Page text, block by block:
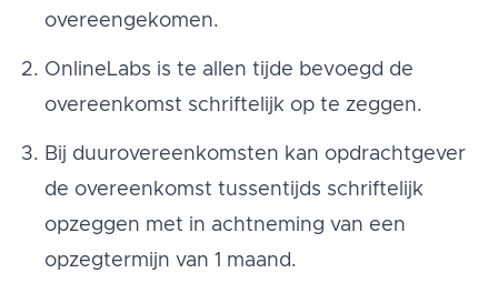
overeengekomen.
OnlineLabs is te allen tijde bevoegd de
overeenkomst schriftelijk op te zeggen.
Bij duurovereenkomsten kan opdrachtgever
de overeenkomst tussentijds schriftelijk
opzeggen met in achtneming van een
opzegtermijn van 1 maand.